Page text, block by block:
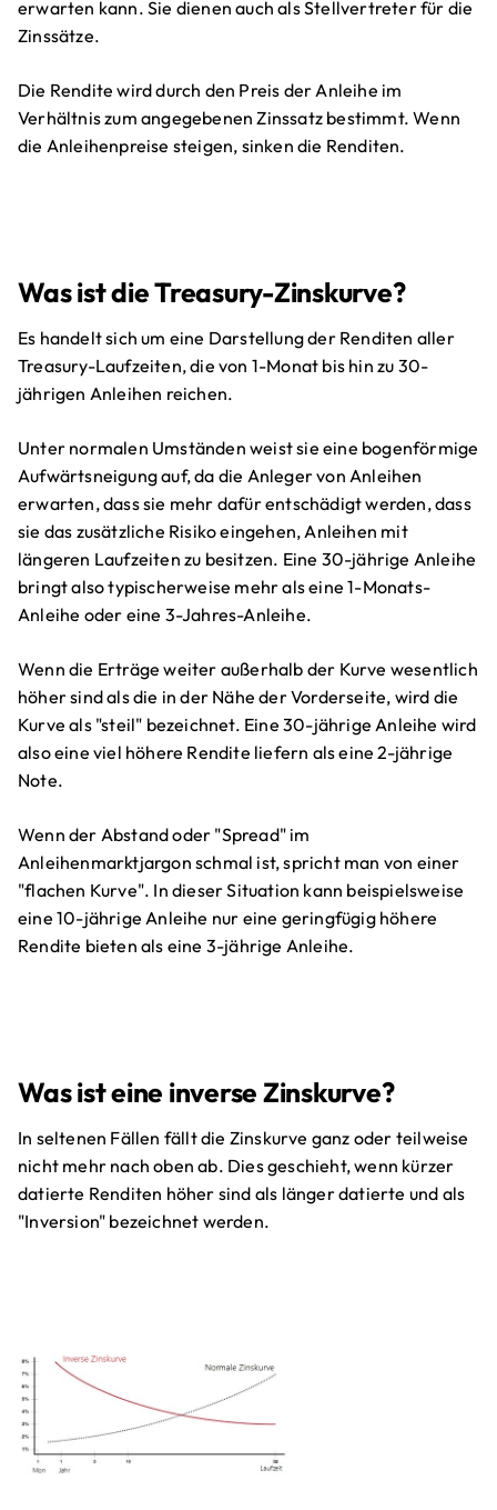
erwarten kann. Sie dienen auch als Stellvertreter für die
Zinssätze.
Die Rendite wird durch den Preis der Anleihe im
Verhältnis zum angegebenen Zinssatz bestimmt. Wenn
die Anleihenpreise steigen, sinken die Renditen.
Was ist die Treasury-Zinskurve?
Es handelt sich um eine Darstellung der Renditen aller
Treasury-Laufzeiten, die von 1-Monat bis hin zu 30-
jährigen Anleihen reichen.
Unter normalen Umständen weist sie eine bogenförmige
Aufwärtsneigung auf, da die Anleger von Anleihen
erwarten, dass sie mehr dafür entschädigt werden, dass
sie das zusätzliche Risiko eingehen, Anleihen mit
längeren Laufzeiten zu besitzen. Eine 30-jährige Anleihe
bringt also typischerweise mehr als eine 1-Monats-
Anleihe oder eine 3-Jahres-Anleihe.
Wenn die Erträge weiter außerhalb der Kurve wesentlich
höher sind als die in der Nähe der Vorderseite, wird die
Kurve als "steil" bezeichnet. Eine 30-jährige Anleihe wird
also eine viel höhere Rendite liefern als eine 2-jährige
Note.
Wenn der Abstand oder "Spread" im
Anleihenmarktjargon schmal ist, spricht man von einer
"flachen Kurve". In dieser Situation kann beispielsweise
eine 10-jährige Anleihe nur eine geringfügig höhere
Rendite bieten als eine 3-jährige Anleihe.
Was ist eine inverse Zinskurve?
In seltenen Fällen fällt die Zinskurve ganz oder teilweise
nicht mehr nach oben ab. Dies geschieht, wenn kürzer
datierte Renditen höher sind als länger datierte und als
"Inversion" bezeichnet werden.